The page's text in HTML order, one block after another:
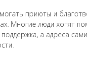
приюты и
Многие люди хотят
а адреса